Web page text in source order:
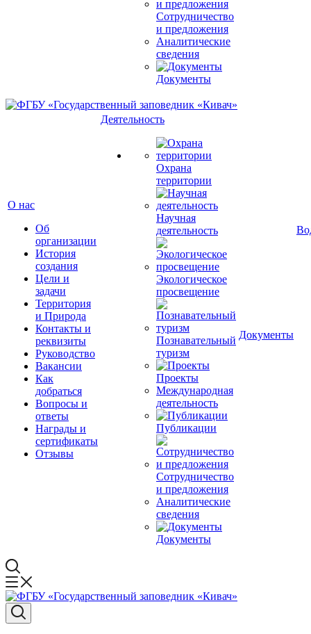
Сотрудничество
и предложения
Аналитические
сведения
Документы
О нас
Об
организации
История
создания
Цели и
задачи
Территория
и Природа
Контакты и
реквизиты
Руководство
Вакансии
Как
добраться
Вопросы и
ответы
Награды и
сертификаты
Отзывы
Деятельность
Охрана
территории
Научная
деятельность
Экологическое
просвещение
Познавательный
туризм
Проекты
Международная
деятельность
Публикации
Сотрудничество
и предложения
Аналитические
сведения
Документы
Документы